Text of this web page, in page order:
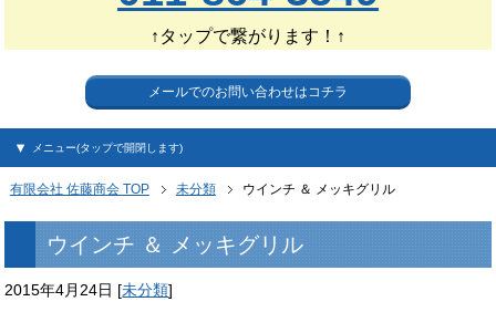
↑タップで繋がります！↑
メールでのお問い合わせはコチラ
メニュー(タップで開閉します)
有限会社 佐藤商会 TOP 未分類 ウインチ ＆ メッキグリル
ウインチ ＆ メッキグリル
2015年4月24日 [未分類]